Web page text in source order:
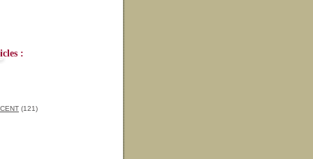
:
(121)